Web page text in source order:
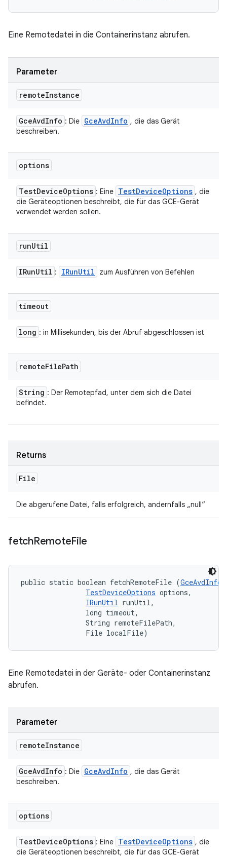
Eine Remotedatei in die Containerinstanz abrufen.
Parameter
remoteInstance
GceAvdInfo : Die GceAvdInfo , die das Gerät
beschreiben.
options
TestDeviceOptions : Eine TestDeviceOptions , die
die Geräteoptionen beschreibt, die für das GCE-Gerät
verwendet werden sollen.
runUtil
IRunUtil : IRunUtil zum Ausführen von Befehlen
timeout
long : in Millisekunden, bis der Abruf abgeschlossen ist
remoteFilePath
String : Der Remotepfad, unter dem sich die Datei
befindet.
Returns
File
Die abgerufene Datei, falls erfolgreich, andernfalls „null“
fetchRemoteFile
public static boolean fetchRemoteFile (GceAvdInfo
TestDeviceOptions options,
IRunUtil runUtil,
                long timeout,
                String remoteFilePath,
                File localFile)
Eine Remotedatei in der Geräte- oder Containerinstanz
abrufen.
Parameter
remoteInstance
GceAvdInfo : Die GceAvdInfo , die das Gerät
beschreiben.
options
TestDeviceOptions : Eine TestDeviceOptions , die
die Geräteoptionen beschreibt, die für das GCE-Gerät